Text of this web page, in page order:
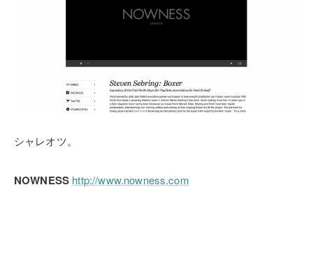
シャレオツ。
NOWNESS http://www.nowness.com